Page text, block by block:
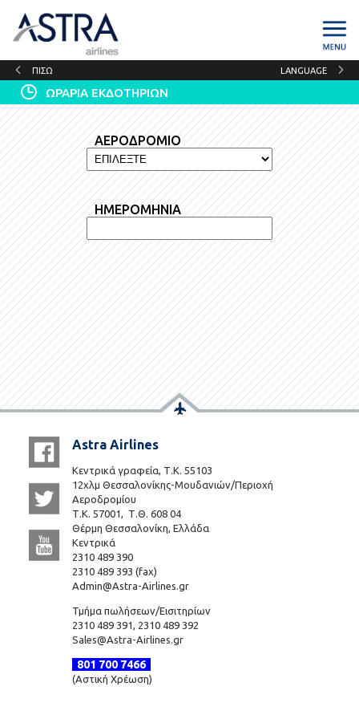
ΠΙΣΩ LANGUAGE
ΩΡΑΡΙΑ ΕΚΔΟΤΗΡΙΩΝ
ΑΕΡΟΔΡΟΜΙΟ
ΗΜΕΡΟΜΗΝΙΑ
Astra Airlines
Κεντρικά γραφεία, Τ.Κ. 55103
12χλμ Θεσσαλονίκης-Μουδανιών/Περιοχή
Αεροδρομίου
Τ.Κ. 57001, Τ.Θ. 608 04
Θέρμη Θεσσαλονίκη, Ελλάδα
Κεντρικά
2310 489 390
2310 489 393 (fax)
Admin@Astra-Airlines.gr
Τμήμα πωλήσεων/Εισιτηρίων
2310 489 391, 2310 489 392
Sales@Astra-Airlines.gr
801 700 7466
(Αστική Χρέωση)